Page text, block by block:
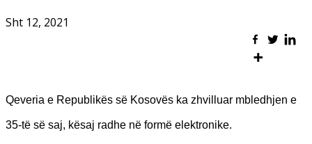
Sht 12, 2021
Qeveria e Republikës së Kosovës ka zhvilluar mbledhjen e
35-të së saj, kësaj radhe në formë elektronike.